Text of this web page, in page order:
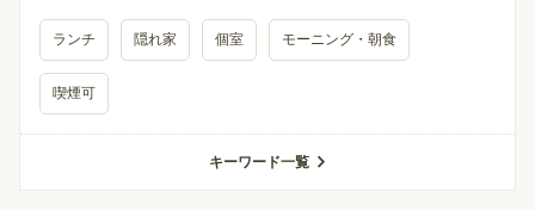
ランチ 隠れ家 個室 モーニング・朝食
喫煙可
キーワード一覧